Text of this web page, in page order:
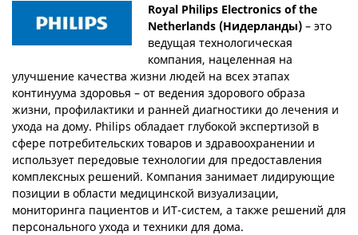
Royal Philips Electronics of the
Netherlands (Нидерланды) – это
ведущая технологическая
компания, нацеленная на
улучшение качества жизни людей на всех этапах
континуума здоровья – от ведения здорового образа
жизни, профилактики и ранней диагностики до лечения и
ухода на дому. Philips обладает глубокой экспертизой в
сфере потребительских товаров и здравоохранении и
использует передовые технологии для предоставления
комплексных решений. Компания занимает лидирующие
позиции в области медицинской визуализации,
мониторинга пациентов и ИТ-систем, а также решений для
персонального ухода и техники для дома.